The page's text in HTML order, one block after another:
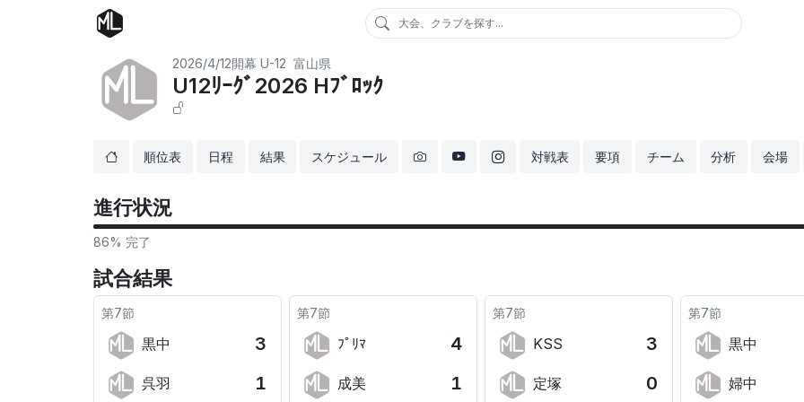
大会、クラブを探す...
2026/4/12開幕 U-12 富山県
U12ﾘｰｸﾞ2026 Hﾌﾞﾛｯｸ
順位表 日程 結果 スケジュール 対戦表 要項 チーム 分析 会場
進行状況
86% 完了
試合結果
第7節
黒中 3
呉羽 1
第7節
ﾌﾟﾘﾏ 4
成美 1
第7節
KSS 3
定塚 0
第7節
黒中
婦中